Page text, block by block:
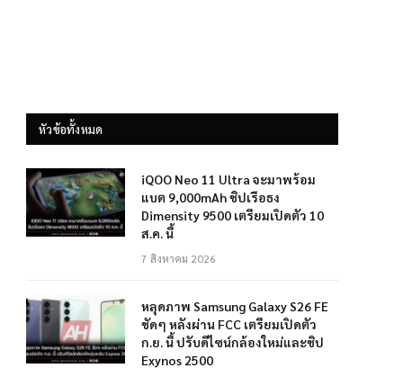
หัวข้อทั้งหมด
iQOO Neo 11 Ultra จะมาพร้อม
แบต 9,000mAh ชิปเรือธง
Dimensity 9500 เตรียมเปิดตัว 10
ส.ค. นี้
7 สิงหาคม 2026
หลุดภาพ Samsung Galaxy S26 FE
ชัดๆ หลังผ่าน FCC เตรียมเปิดตัว
ก.ย. นี้ ปรับดีไซน์กล้องใหม่และชิป
Exynos 2500